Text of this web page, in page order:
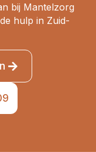
bij Mantelzorg
hulp in Zuid-